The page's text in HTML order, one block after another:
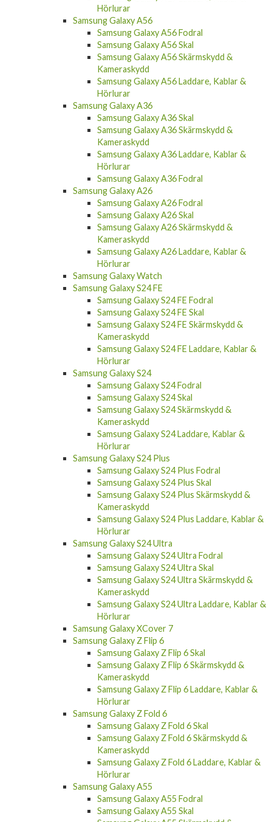
Hörlurar
Samsung Galaxy A56
Samsung Galaxy A56 Fodral
Samsung Galaxy A56 Skal
Samsung Galaxy A56 Skärmskydd &
Kameraskydd
Samsung Galaxy A56 Laddare, Kablar &
Hörlurar
Samsung Galaxy A36
Samsung Galaxy A36 Skal
Samsung Galaxy A36 Skärmskydd &
Kameraskydd
Samsung Galaxy A36 Laddare, Kablar &
Hörlurar
Samsung Galaxy A36 Fodral
Samsung Galaxy A26
Samsung Galaxy A26 Fodral
Samsung Galaxy A26 Skal
Samsung Galaxy A26 Skärmskydd &
Kameraskydd
Samsung Galaxy A26 Laddare, Kablar &
Hörlurar
Samsung Galaxy Watch
Samsung Galaxy S24 FE
Samsung Galaxy S24 FE Fodral
Samsung Galaxy S24 FE Skal
Samsung Galaxy S24 FE Skärmskydd &
Kameraskydd
Samsung Galaxy S24 FE Laddare, Kablar &
Hörlurar
Samsung Galaxy S24
Samsung Galaxy S24 Fodral
Samsung Galaxy S24 Skal
Samsung Galaxy S24 Skärmskydd &
Kameraskydd
Samsung Galaxy S24 Laddare, Kablar &
Hörlurar
Samsung Galaxy S24 Plus
Samsung Galaxy S24 Plus Fodral
Samsung Galaxy S24 Plus Skal
Samsung Galaxy S24 Plus Skärmskydd &
Kameraskydd
Samsung Galaxy S24 Plus Laddare, Kablar &
Hörlurar
Samsung Galaxy S24 Ultra
Samsung Galaxy S24 Ultra Fodral
Samsung Galaxy S24 Ultra Skal
Samsung Galaxy S24 Ultra Skärmskydd &
Kameraskydd
Samsung Galaxy S24 Ultra Laddare, Kablar &
Hörlurar
Samsung Galaxy XCover 7
Samsung Galaxy Z Flip 6
Samsung Galaxy Z Flip 6 Skal
Samsung Galaxy Z Flip 6 Skärmskydd &
Kameraskydd
Samsung Galaxy Z Flip 6 Laddare, Kablar &
Hörlurar
Samsung Galaxy Z Fold 6
Samsung Galaxy Z Fold 6 Skal
Samsung Galaxy Z Fold 6 Skärmskydd &
Kameraskydd
Samsung Galaxy Z Fold 6 Laddare, Kablar &
Hörlurar
Samsung Galaxy A55
Samsung Galaxy A55 Fodral
Samsung Galaxy A55 Skal